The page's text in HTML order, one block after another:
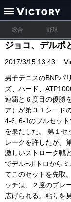
総合 野球
ジョコ、デルポ
2017/3/15 13:43
男子テニスのBNPパ
ズ、ハード、
連覇と６度目の優勝
ア）が第３１シード
4-6, 6-1のフルセッ
を果たした。 第１セ
レークを許したが、
激しいストローク戦
でデル=ポトロから
てこのセットを先取
ッチは、２度のブレ
広げられる。粘りを